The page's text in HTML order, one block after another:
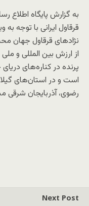
به گزارش پایگاه
قرقاول ایرانی با توجه
نژادهای قرقاول جهان
از ارزش بین المللی و
پرنده در کناره‏‌های
است و در استان‏‌های
رضوی، آذربایجان
Next Post